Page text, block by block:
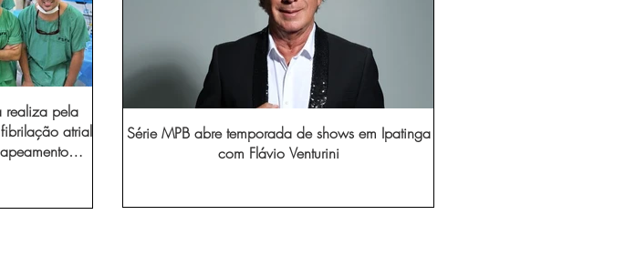
realiza pela
atrial
Série MPB abre temporada de shows em Ipatinga
com Flávio Venturini